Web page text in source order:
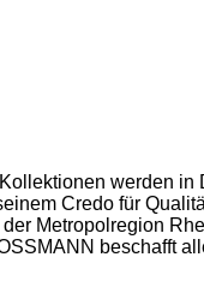
werden in
Credo für
Metropolregion
beschafft